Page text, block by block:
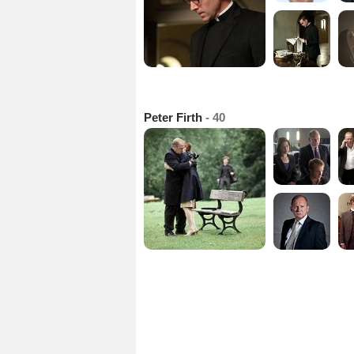
Peter Firth - 40